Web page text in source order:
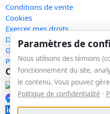
Conditions de vente
Cookies
Exercer mes droits
Demande de retrait
Gérer les témoins
Plan du site
Communauté
Facebook
Messenger
LinkedIn
Paramètres de
Nous utilisons des témoins
fonctionnement du site,
le contenu. Vous pouvez
Politique de confidentialité ·